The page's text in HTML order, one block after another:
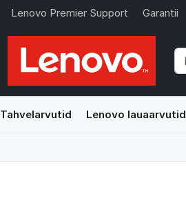
Lenovo Premier Support Garantii
Tahvelarvutid Lenovo lauaarvutid